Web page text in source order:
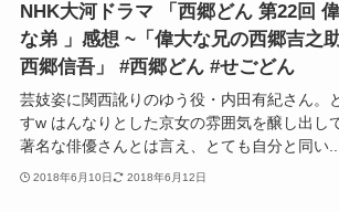
NHK大河ドラマ 「西郷どん 第22回
な弟 」感想 ~「偉大な兄の西郷吉之
西郷信吾」 #西郷どん #せごどん
芸妓姿に関西訛りのゆう役・内田有紀さん。
すw はんなりとした京女の雰囲気を醸し出し
著名な俳優さんとは言え、とても自分と同い
2018年6月10日 2018年6月12日